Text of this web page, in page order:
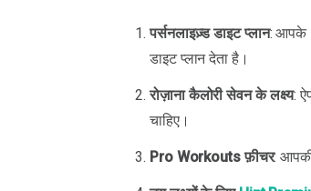
पर्सनलाइज़्ड डाइट प्लान: आपके
डाइट प्लान देता है।
रोज़ाना कैलोरी सेवन के लक्ष्य:
चाहिए।
Pro Workouts फ़ीचर: